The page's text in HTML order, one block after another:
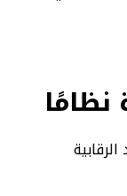
نظامًا